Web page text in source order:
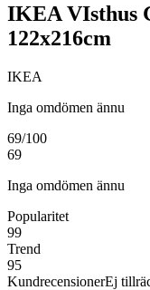
IKEA VIsthus
122x216cm
IKEA
Inga omdömen ännu
69/100
69
Inga omdömen ännu
Popularitet
99
Trend
95
KundrecensionerEj